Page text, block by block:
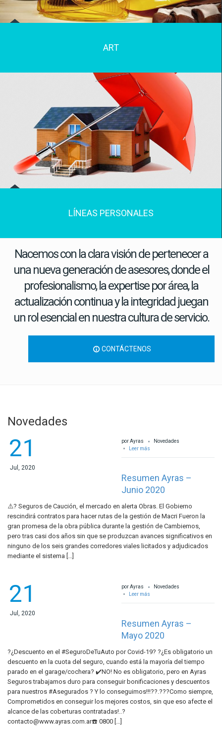
ART
LÍNEAS PERSONALES
Nacemos con la clara visión de pertenecer a
una nueva generación de asesores, donde el
profesionalismo, la expertise por área, la
actualización continua y la integridad juegan
un rol esencial en nuestra cultura de servicio.
CONTÁCTENOS
Novedades
21
Jul, 2020
por Ayras
Novedades
Leer más
Resumen Ayras –
Junio 2020
⚠️? Seguros de Caución, el mercado en alerta Obras. El Gobierno
rescindirá contratos para hacer rutas de la gestión de Macri Fueron la
gran promesa de la obra pública durante la gestión de Cambiemos,
pero tras casi dos años sin que se produzcan avances significativos en
ninguno de los seis grandes corredores viales licitados y adjudicados
mediante el sistema […]
21
Jul, 2020
por Ayras
Novedades
Leer más
Resumen Ayras –
Mayo 2020
?¿Descuento en el #SeguroDeTuAuto por Covid-19? ?¿Es obligatorio un
descuento en la cuota del seguro, cuando está la mayoría del tiempo
parado en el garage/cochera? ✔️NO! No es obligatorio, pero en Ayras
Seguros trabajamos duro para conseguir bonificaciones y descuentos
para nuestros #Asegurados ? Y lo conseguimos!!!??.???Como siempre,
Comprometidos en conseguir los mejores costos, sin que eso afecte el
alcance de las coberturas contratadas!..?
contacto@www.ayras.com.ar☎️ 0800 […]